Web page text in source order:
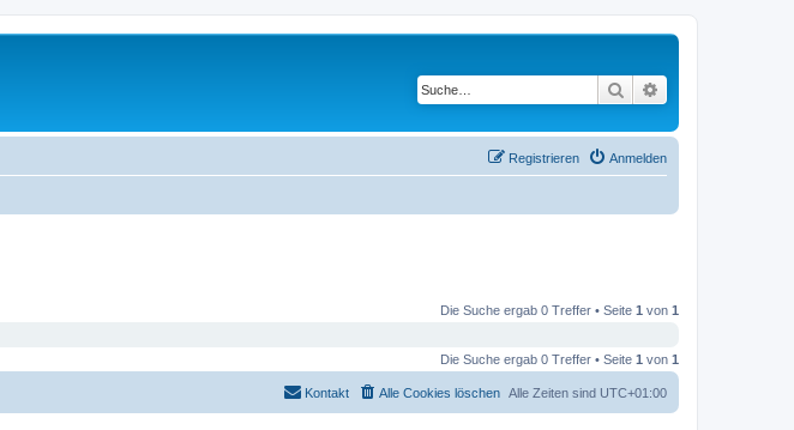
Suche
Anmelden
Registrieren
Die Suche ergab 0 Treffer • Seite 1 von 1
Die Suche ergab 0 Treffer • Seite 1 von 1
Alle Zeiten sind UTC+01:00
Alle Cookies löschen
Kontakt